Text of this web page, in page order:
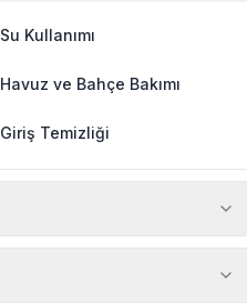
Su Kullanımı
Havuz ve Bahçe Bakımı
Giriş Temizliği